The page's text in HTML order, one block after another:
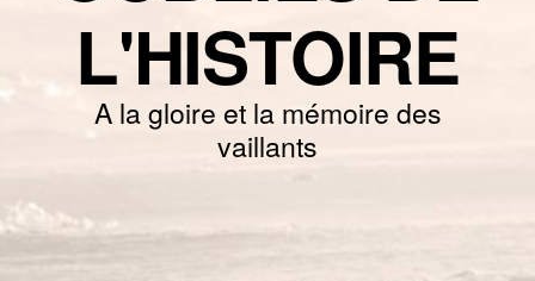
L'HISTOIRE
A la gloire et la mémoire des
vaillants